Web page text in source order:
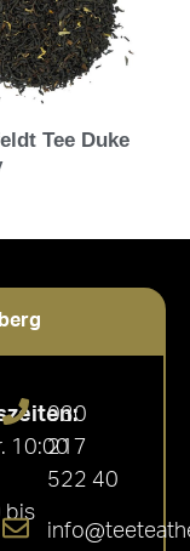
Tee Duke
10:00
bis
030
217
522 40